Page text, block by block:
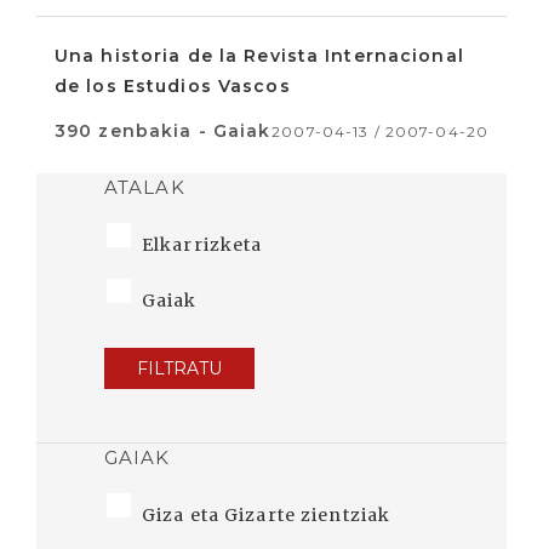
Una historia de la Revista Internacional
de los Estudios Vascos
390 zenbakia - Gaiak2007-04-13 / 2007-04-20
ATALAK
Elkarrizketa
Gaiak
FILTRATU
GAIAK
Giza eta Gizarte zientziak